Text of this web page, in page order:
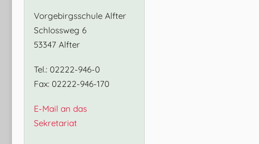
Vorgebirgsschule Alfter
Schlossweg 6
53347 Alfter
Tel.: 02222-946-0
Fax: 02222-946-170
E-Mail an das
Sekretariat